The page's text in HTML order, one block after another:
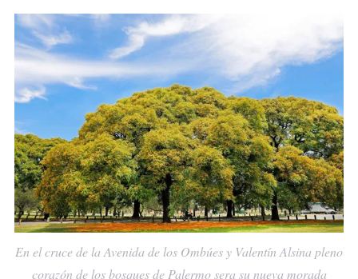
En el cruce de la Avenida de los Ombúes y Valentín Alsina pleno
corazón de los bosques de Palermo sera su nueva morada